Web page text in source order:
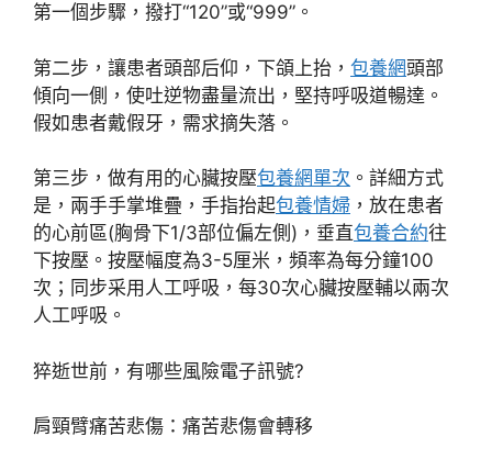
第一個步驟，撥打“120”或“999”。
第二步，讓患者頭部后仰，下頜上抬， 包養網頭部
傾向一側，使吐逆物盡量流出，堅持呼吸道暢達。
假如患者戴假牙，需求摘失落。
第三步，做有用的心臟按壓包養網單次 。詳細方式
是，兩手手掌堆疊，手指抬起包養情婦 ，放在患者
的心前區(胸骨下1/3部位偏左側)，垂直包養合約往
下按壓。按壓幅度為3-5厘米，頻率為每分鐘100
次；同步采用人工呼吸，每30次心臟按壓輔以兩次
人工呼吸。
猝逝世前，有哪些風險電子訊號?
肩頸臂痛苦悲傷：痛苦悲傷會轉移